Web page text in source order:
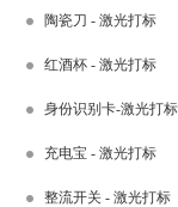
陶瓷刀 - 激光打标
红酒杯 - 激光打标
身份识别卡-激光打标
充电宝 - 激光打标
整流开关 - 激光打标